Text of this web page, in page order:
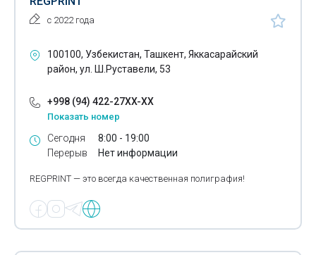
Разработка дизайна брендбука
Размещение билбордов
Высечка этикеток
Телемаркетинг
Изготовление ID-карт
Реклама на Led экранах
с 2022 года
100100, Узбекистан, Ташкент, Яккасарайский
район, ул. Ш.Руставели, 53
+998 (94) 422-27XX-XX
Показать номер
Сегодня
Перерыв
8:00 - 19:00
Нет информации
REGPRINT — это всегда качественная полиграфия!